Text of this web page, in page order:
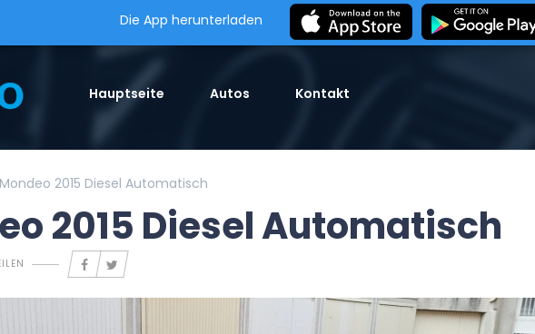
Die App herunterladen
Hauptseite Autos Kontakt
2015 Diesel Automatisch
2015 Diesel Automatisch